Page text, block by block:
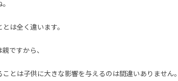
は全く違います。
ですから、
とは子供に大きな影響を与えるのは間違いありません。